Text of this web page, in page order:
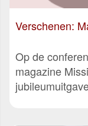
Verschenen:
Op de
magazine